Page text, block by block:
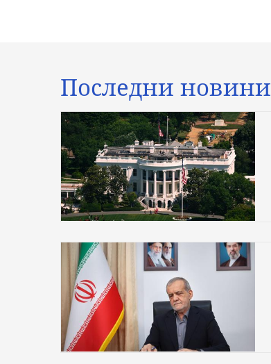
Последни новини